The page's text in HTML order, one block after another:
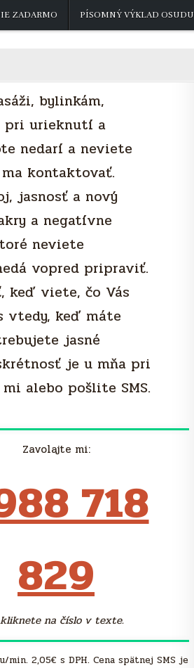
ZADARMO PÍSOMNÝ VÝKLAD OSUDU
bylinkám,
pri urieknutí a
nedarí a neviete
kontaktovať.
jasnosť a nový
a negatívne
neviete
vopred pripraviť.
keď viete, čo Vás
vtedy, keď máte
jasné
je u mňa pri
alebo pošlite SMS.
Zavolajte mi:
718
829
na číslo v texte.
min. 2,05€ s DPH. Cena spätnej SMS je